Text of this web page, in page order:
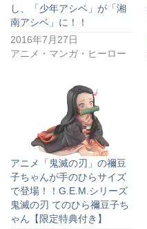
し、「少年アシベ」が「湘
南アシベ」に！！
2016年7月27日
アニメ・マンガ・ヒーロー
アニメ「鬼滅の刃」の禰豆
子ちゃんが手のひらサイズ
で登場！！G.E.M.シリーズ
鬼滅の刃 てのひら禰豆子ち
ゃん【限定特典付き】